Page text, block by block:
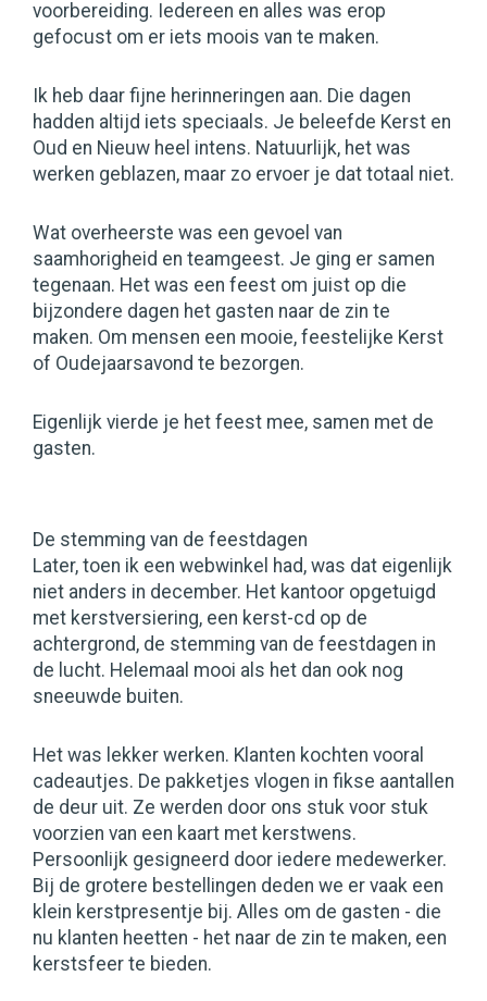
voorbereiding. Iedereen en alles was erop
gefocust om er iets moois van te maken.
Ik heb daar fijne herinneringen aan. Die dagen
hadden altijd iets speciaals. Je beleefde Kerst en
Oud en Nieuw heel intens. Natuurlijk, het was
werken geblazen, maar zo ervoer je dat totaal niet.
Wat overheerste was een gevoel van
saamhorigheid en teamgeest. Je ging er samen
tegenaan. Het was een feest om juist op die
bijzondere dagen het gasten naar de zin te
maken. Om mensen een mooie, feestelijke Kerst
of Oudejaarsavond te bezorgen.
Eigenlijk vierde je het feest mee, samen met de
gasten.
De stemming van de feestdagen
Later, toen ik een webwinkel had, was dat eigenlijk
niet anders in december. Het kantoor opgetuigd
met kerstversiering, een kerst-cd op de
achtergrond, de stemming van de feestdagen in
de lucht. Helemaal mooi als het dan ook nog
sneeuwde buiten.
Het was lekker werken. Klanten kochten vooral
cadeautjes. De pakketjes vlogen in fikse aantallen
de deur uit. Ze werden door ons stuk voor stuk
voorzien van een kaart met kerstwens.
Persoonlijk gesigneerd door iedere medewerker.
Bij de grotere bestellingen deden we er vaak een
klein kerstpresentje bij. Alles om de gasten - die
nu klanten heetten - het naar de zin te maken, een
kerstsfeer te bieden.